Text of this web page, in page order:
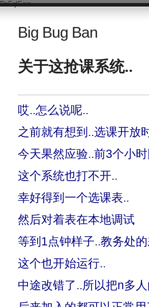
DsFqIEnm
Big Bug Ban
关于这抢课系统..
哎..怎么说呢..
之前就有想到..选课开放
今天果然应验..前3个小
这个系统也打不开..
幸好得到一个选课表..
然后对着表在本地调试
等到1点钟样子..教务处
这个也开始运行..
中途改错了..所以把n多